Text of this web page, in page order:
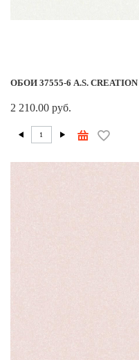
ОБОИ 37555-6 A.S.
2 210.00 руб.